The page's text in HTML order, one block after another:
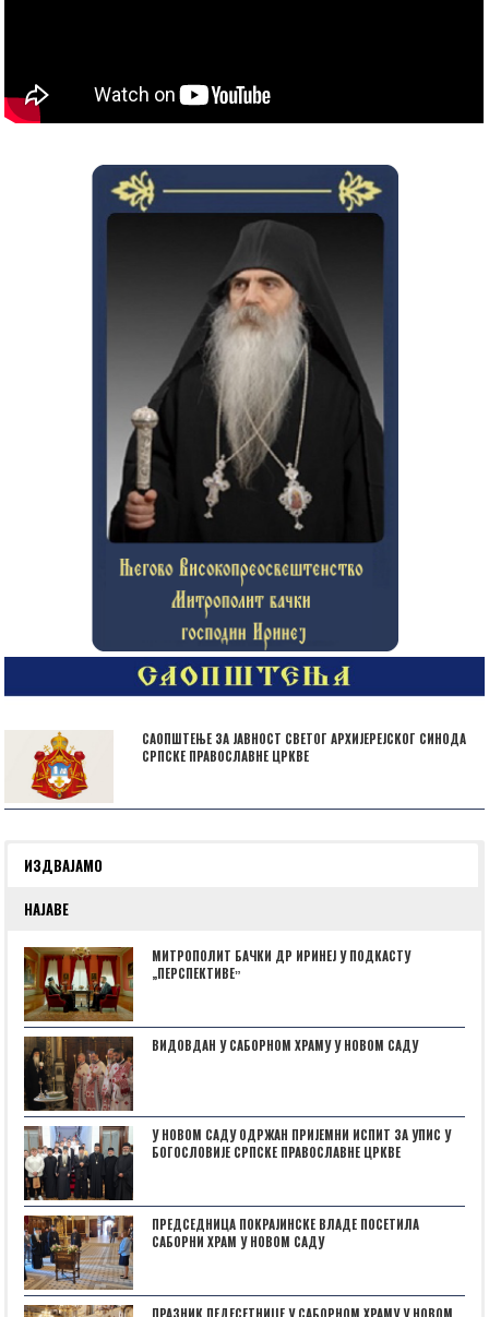
САОПШТЕЊЕ ЗА ЈАВНОСТ СВЕТОГ АРХИЈЕРЕЈСКОГ СИНОДА
СРПСКЕ ПРАВОСЛАВНЕ ЦРКВЕ
ИЗДВАЈАМО
НАЈАВЕ
МИТРОПОЛИТ БАЧКИ ДР ИРИНЕЈ У ПОДКАСТУ
„ПЕРСПЕКТИВЕˮ
ВИДОВДАН У САБОРНОМ ХРАМУ У НОВОМ САДУ
У НОВОМ САДУ ОДРЖАН ПРИЈЕМНИ ИСПИТ ЗА УПИС У
БОГОСЛОВИЈЕ СРПСКЕ ПРАВОСЛАВНЕ ЦРКВЕ
ПРЕДСЕДНИЦА ПОКРАЈИНСКЕ ВЛАДЕ ПОСЕТИЛА
САБОРНИ ХРАМ У НОВОМ САДУ
ПРАЗНИК ПЕДЕСЕТНИЦЕ У САБОРНОМ ХРАМУ У НОВОМ